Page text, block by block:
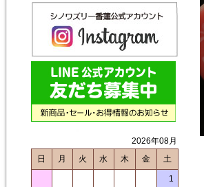
2026年08月
日
月 火 水 木 金 土
1